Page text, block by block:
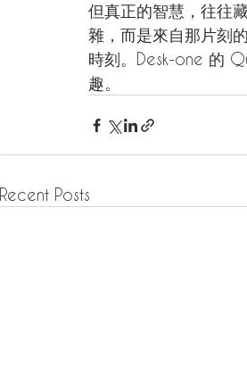
但真正的智慧，往往
雜，而是來自那片刻
時刻。Desk-one 的
趣。
Recent Posts